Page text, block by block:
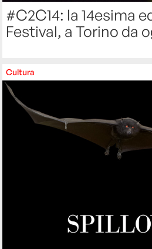
#C2C14: la 14esima
Festival, a Torino da
Cultura